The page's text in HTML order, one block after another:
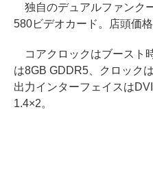
独自のデュアルファンク
580ビデオカード。店頭価格
コアクロックはブースト
は8GB GDDR5、クロック
出力インターフェイスは
1.4×2。